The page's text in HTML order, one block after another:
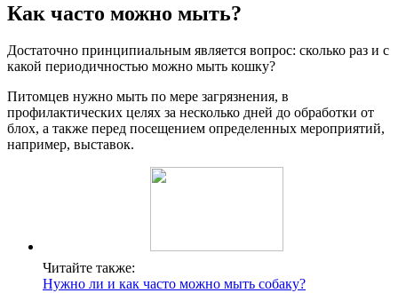
Как часто можно мыть?
Достаточно принципиальным является вопрос: сколько раз и с
какой периодичностью можно мыть кошку?
Питомцев нужно мыть по мере загрязнения, в
профилактических целях за несколько дней до обработки от
блох, а также перед посещением определенных мероприятий,
например, выставок.
Читайте также:
Нужно ли и как часто можно мыть собаку?